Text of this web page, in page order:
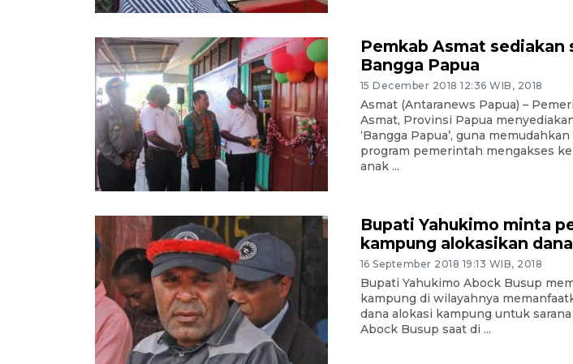
Pemkab Asmat sediakan
Bangga Papua
15 December 2018 12:36 WIB, 2018
Asmat (Antaranews Papua) –
Asmat, Provinsi Papua
‘Bangga Papua’, guna
program pemerintah mengakses
anak ...
Bupati Yahukimo minta
kampung alokasikan
16 September 2018 19:13 WIB, 2018
Bupati Yahukimo Abock Busup
kampung di wilayahnya
dana alokasi kampung untuk
Abock Busup saat di ...